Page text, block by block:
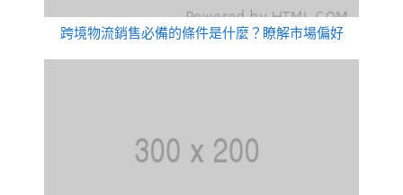
跨境物流銷售必備的條件是什麼？瞭解市場偏好